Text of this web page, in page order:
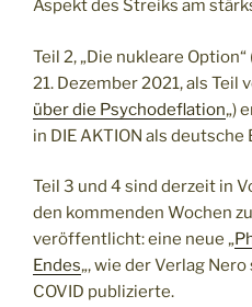
Aspekt des Streiks am
Teil 2, „Die nukleare
21. Dezember 2021, als Teil
über die Psychodeflation„)
in DIE AKTION als
Teil 3 und 4 sind derzeit in
den kommenden Wochen
veröffentlicht: eine neue „
Endes„, wie der Verlag
COVID publizierte.